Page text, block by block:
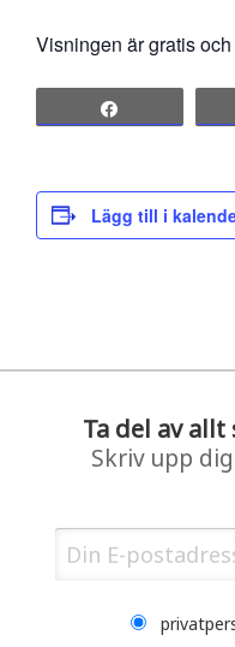
Visningen är gratis
Lägg till i
Ta del av
Skriv upp